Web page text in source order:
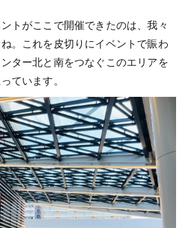
トがここで開催できたのは、我々
。これを皮切りにイベントで賑わ
ター北と南をつなぐこのエリアを
ています。